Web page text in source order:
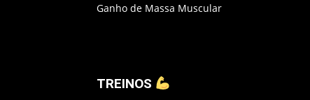
Ganho de Massa Muscular
TREINOS